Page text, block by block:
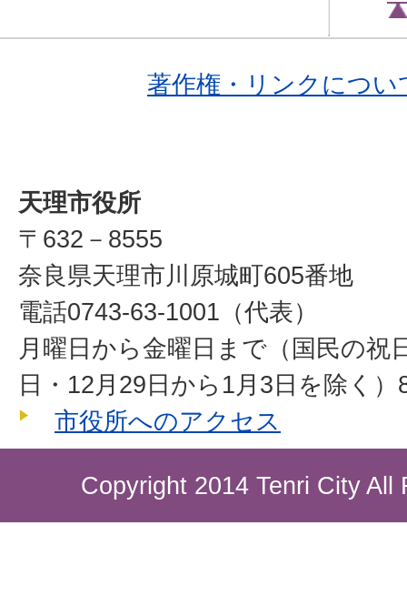
著作権・リンクについ
天理市役所
〒632－8555
奈良県天理市川原城町605番地
電話0743-63-1001（代表）
月曜日から金曜日まで（国民の祝
日・12月29日から1月3日を除く
市役所へのアクセス
Copyright 2014 Tenri City All